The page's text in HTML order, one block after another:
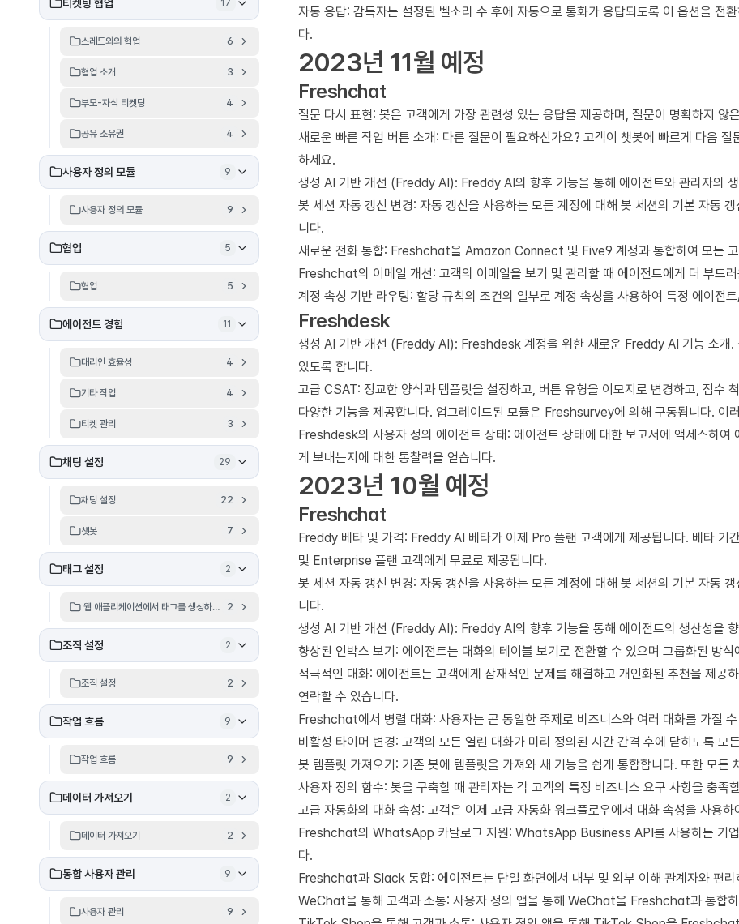
티켓팅 협업 17
스레드와의 협업 6
협업 소개 3
부모-자식 티켓팅 4
공유 소유권 4
사용자 정의 모듈 9
사용자 정의 모듈 9
협업 5
협업 5
에이전트 경험 11
대리인 효율성 4
기타 작업 4
티켓 관리 3
채팅 설정 29
채팅 설정 22
챗봇 7
태그 설정 2
웹 애플리케이션에서 태그를 생성하고 관리하는 방법은 무엇인가요?
2
조직 설정 2
조직 설정 2
작업 흐름 9
작업 흐름 9
데이터 가져오기 2
데이터 가져오기 2
통합 사용자 관리 9
사용자 관리 9
자동 응답: 감독자는 설정된 벨소리 수 후에 자동으로 통화가 응답되도록 이 옵션을 전
다.
2023년 11월 예정
Freshchat
질문 다시 표현: 봇은 고객에게 가장 관련성 있는 응답을 제공하며, 질문이 명확하지 않
새로운 빠른 작업 버튼 소개: 다른 질문이 필요하신가요? 고객이 챗봇에 빠르게 다음
하세요.
생성 AI 기반 개선 (Freddy AI): Freddy AI의 향후 기능을 통해 에이전트와 관리자의
봇 세션 자동 갱신 변경: 자동 갱신을 사용하는 모든 계정에 대해 봇 세션의 기본 자동
니다.
새로운 전화 통합: Freshchat을 Amazon Connect 및 Five9 계정과 통합하여 모든 고
Freshchat의 이메일 개선: 고객의 이메일을 보기 및 관리할 때 에이전트에게 더 부드
계정 속성 기반 라우팅: 할당 규칙의 조건의 일부로 계정 속성을 사용하여 특정 에이전
Freshdesk
생성 AI 기반 개선 (Freddy AI): Freshdesk 계정을 위한 새로운 Freddy AI 기능 소개.
있도록 합니다.
고급 CSAT: 정교한 양식과 템플릿을 설정하고, 버튼 유형을 이모지로 변경하고, 점수
다양한 기능을 제공합니다. 업그레이드된 모듈은 Freshsurvey에 의해 구동됩니다. 이
Freshdesk의 사용자 정의 에이전트 상태: 에이전트 상태에 대한 보고서에 액세스하여
게 보내는지에 대한 통찰력을 얻습니다.
2023년 10월 예정
Freshchat
Freddy 베타 및 가격: Freddy AI 베타가 이제 Pro 플랜 고객에게 제공됩니다. 베타
및 Enterprise 플랜 고객에게 무료로 제공됩니다.
봇 세션 자동 갱신 변경: 자동 갱신을 사용하는 모든 계정에 대해 봇 세션의 기본 자동
니다.
생성 AI 기반 개선 (Freddy AI): Freddy AI의 향후 기능을 통해 에이전트의 생산성을
향상된 인박스 보기: 에이전트는 대화의 테이블 보기로 전환할 수 있으며 그룹화된 방
적극적인 대화: 에이전트는 고객에게 잠재적인 문제를 해결하고 개인화된 추천을 제공
연락할 수 있습니다.
Freshchat에서 병렬 대화: 사용자는 곧 동일한 주제로 비즈니스와 여러 대화를 가질
비활성 타이머 변경: 고객의 모든 열린 대화가 미리 정의된 시간 간격 후에 닫히도록 모
봇 템플릿 가져오기: 기존 봇에 템플릿을 가져와 새 기능을 쉽게 통합합니다. 또한 모든
사용자 정의 함수: 봇을 구축할 때 관리자는 각 고객의 특정 비즈니스 요구 사항을 충족
고급 자동화의 대화 속성: 고객은 이제 고급 자동화 워크플로우에서 대화 속성을 사용
Freshchat의 WhatsApp 카탈로그 지원: WhatsApp Business API를 사용하는 기업
다.
Freshchat과 Slack 통합: 에이전트는 단일 화면에서 내부 및 외부 이해 관계자와 편리
WeChat을 통해 고객과 소통: 사용자 정의 앱을 통해 WeChat을 Freshchat과 통합